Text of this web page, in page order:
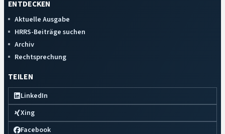
ENTDECKEN
Aktuelle Ausgabe
HRRS-Beiträge suchen
Archiv
Rechtsprechung
TEILEN
LinkedIn
Xing
Facebook